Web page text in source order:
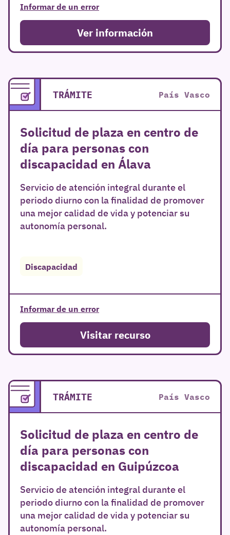
Informar de un error
Ver información
TRÁMITE País Vasco
Solicitud de plaza en centro de
día para personas con
discapacidad en Álava
Servicio de atención integral durante el
periodo diurno con la finalidad de promover
una mejor calidad de vida y potenciar su
autonomía personal.
Discapacidad
Informar de un error
Visitar recurso
TRÁMITE País Vasco
Solicitud de plaza en centro de
día para personas con
discapacidad en Guipúzcoa
Servicio de atención integral durante el
periodo diurno con la finalidad de promover
una mejor calidad de vida y potenciar su
autonomía personal.